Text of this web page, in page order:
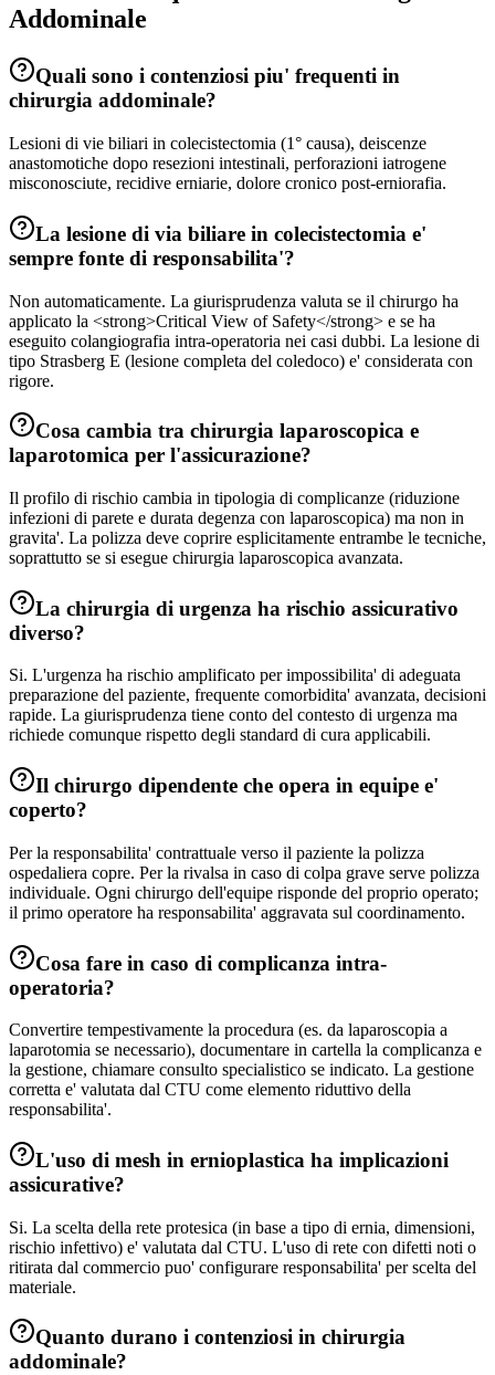
Addominale
Quali sono i contenziosi piu' frequenti in
chirurgia addominale?
Lesioni di vie biliari in colecistectomia (1° causa), deiscenze
anastomotiche dopo resezioni intestinali, perforazioni iatrogene
misconosciute, recidive erniarie, dolore cronico post-erniorafia.
La lesione di via biliare in colecistectomia e'
sempre fonte di responsabilita'?
Non automaticamente. La giurisprudenza valuta se il chirurgo ha
applicato la <strong>Critical View of Safety</strong> e se ha
eseguito colangiografia intra-operatoria nei casi dubbi. La lesione di
tipo Strasberg E (lesione completa del coledoco) e' considerata con
rigore.
Cosa cambia tra chirurgia laparoscopica e
laparotomica per l'assicurazione?
Il profilo di rischio cambia in tipologia di complicanze (riduzione
infezioni di parete e durata degenza con laparoscopica) ma non in
gravita'. La polizza deve coprire esplicitamente entrambe le tecniche,
soprattutto se si esegue chirurgia laparoscopica avanzata.
La chirurgia di urgenza ha rischio assicurativo
diverso?
Si. L'urgenza ha rischio amplificato per impossibilita' di adeguata
preparazione del paziente, frequente comorbidita' avanzata, decisioni
rapide. La giurisprudenza tiene conto del contesto di urgenza ma
richiede comunque rispetto degli standard di cura applicabili.
Il chirurgo dipendente che opera in equipe e'
coperto?
Per la responsabilita' contrattuale verso il paziente la polizza
ospedaliera copre. Per la rivalsa in caso di colpa grave serve polizza
individuale. Ogni chirurgo dell'equipe risponde del proprio operato;
il primo operatore ha responsabilita' aggravata sul coordinamento.
Cosa fare in caso di complicanza intra-
operatoria?
Convertire tempestivamente la procedura (es. da laparoscopia a
laparotomia se necessario), documentare in cartella la complicanza e
la gestione, chiamare consulto specialistico se indicato. La gestione
corretta e' valutata dal CTU come elemento riduttivo della
responsabilita'.
L'uso di mesh in ernioplastica ha implicazioni
assicurative?
Si. La scelta della rete protesica (in base a tipo di ernia, dimensioni,
rischio infettivo) e' valutata dal CTU. L'uso di rete con difetti noti o
ritirata dal commercio puo' configurare responsabilita' per scelta del
materiale.
Quanto durano i contenziosi in chirurgia
addominale?